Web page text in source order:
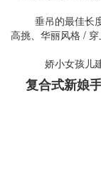
垂吊的最佳长
高挑、华丽风格 /
娇小女孩儿
复合式新娘